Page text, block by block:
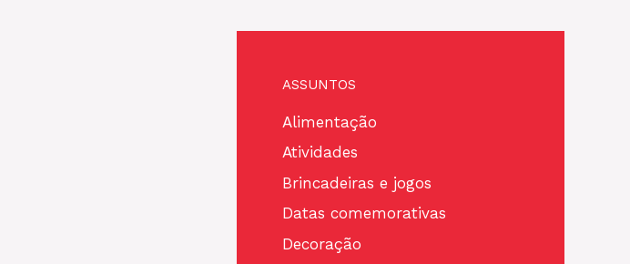
ASSUNTOS
Alimentação
Atividades
Brincadeiras e jogos
Datas comemorativas
Decoração